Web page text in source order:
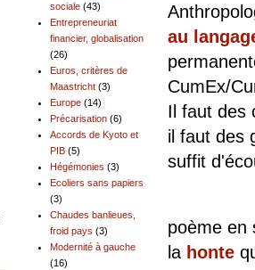
au
CumEx/
Il faut des
il faut des
suffit
poème en
la honte
sociale (43)
Entrepreneuriat
financier, globalisation
(26)
Euros, critères de
Maastricht (3)
Europe (14)
Précarisation (6)
Accords de Kyoto et
PIB (5)
Hégémonies (3)
Ecoliers sans papiers
(3)
Chaudes banlieues,
froid pays (3)
Modernité à gauche
(16)